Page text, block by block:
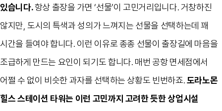
있습니다.항상 출장을 가면‘선물’이 고민거리입니다.거창하진
않지만 ,도시의 특색과 성의가 느껴지는 선물을 선택하는데 꽤
시간을 들여야 합니다. 이런 이유로 종종 선물이 출장길에 마음을
조급하게 만드는 요인이 되기도 합니다. 매번 공항 면세점에서
어쩔 수 없이 비슷한 과자를 선택하는 상황도 빈번하죠.도라노몬
힐스 스테이션 타워는 이런 고민까지 고려한 듯한 상업시설